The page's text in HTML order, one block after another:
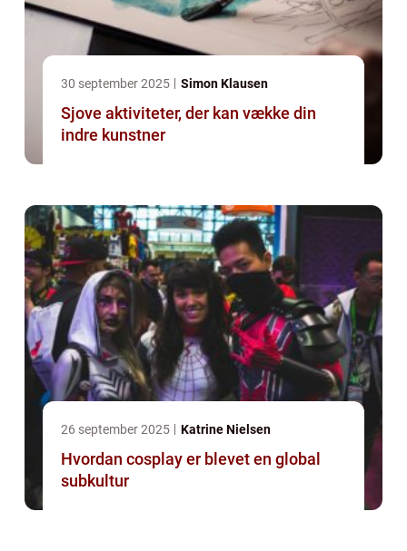
30 september 2025 Simon Klausen
Sjove aktiviteter, der kan vække din
indre kunstner
26 september 2025 Katrine Nielsen
Hvordan cosplay er blevet en global
subkultur